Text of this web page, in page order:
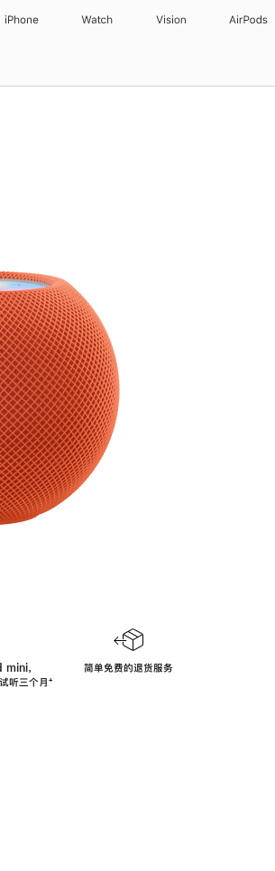
iPhone Watch Vision AirPods
，
听三个月脚
⁺
简单免费的退货服务